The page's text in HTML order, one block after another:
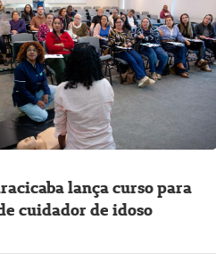
lança curso para
cuidador de idoso